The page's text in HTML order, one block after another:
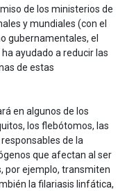
de los ministerios de
y mundiales (con el
gubernamentales, el
ayudado a reducir las
de estas
en algunos de los
los flebótomos, las
de la
que afectan al ser
por ejemplo, transmiten
la filariasis linfática,